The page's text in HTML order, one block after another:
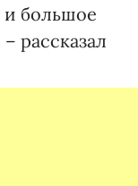
и большое
рассказал